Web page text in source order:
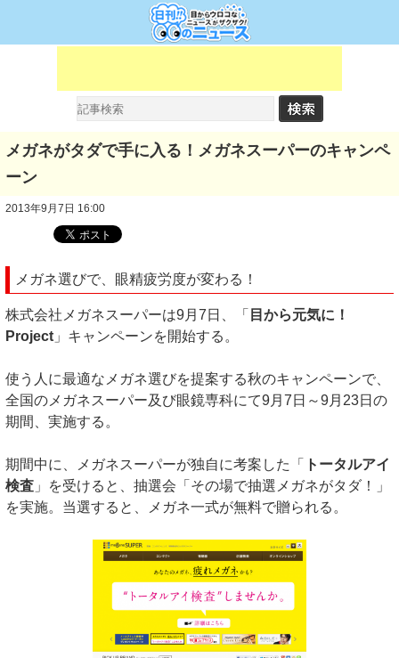
メガネがタダで手に入る！メガネスーパーのキャンペ
ーン
2013年9月7日 16:00
メガネ選びで、眼精疲労度が変わる！
株式会社メガネスーパーは9月7日、「 目から元気に！
Project 」キャンペーンを開始する。
使う人に最適なメガネ選びを提案する秋のキャンペーンで、
全国のメガネスーパー及び眼鏡専科にて9月7日～9月23日の
期間、実施する。
期間中に、メガネスーパーが独自に考案した「
トータルアイ
検査 」を受けると、抽選会「その場で抽選メガネがタダ！」
を実施。当選すると、メガネ一式が無料で贈られる。